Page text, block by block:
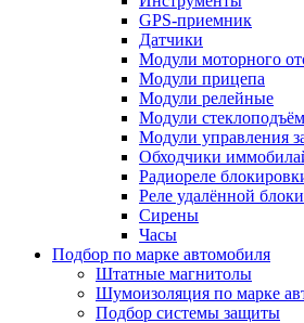
GPS-приемник
Датчики
Модули моторного
Модули прицепа
Модули релейные
Модули
Модули управления
Обходчики
Радиореле
Реле удалённой
Сирены
Часы
Подбор по марке автомобиля
Штатные магнитолы
Шумоизоляция по марке
Подбор системы защиты